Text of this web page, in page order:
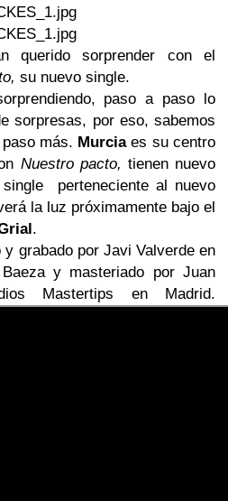
querido sorprender con el
su nuevo single.
paso a paso lo
sorpresas, por eso, sabemos
más. Murciaes su centro
Nuestro pacto, tienen nuevo
perteneciente al nuevo
la luz próximamente bajo el
.
grabado por Javi Valverde en
y masteriado por Juan
Mastertips en Madrid.